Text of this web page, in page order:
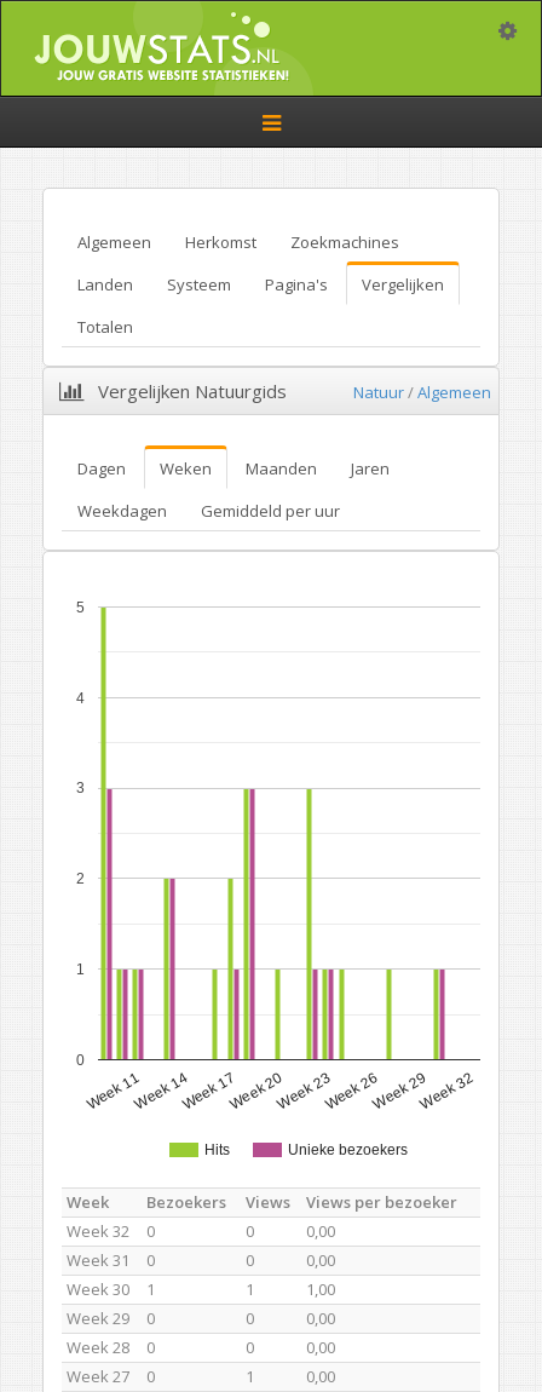
Toggle
navigation
Algemeen Herkomst
Zoekmachines
Landen
Systeem Pagina's
Vergelijken
Totalen
Vergelijken Natuurgids Natuur/Algemeen
Dagen Weken Maanden
Jaren
Weekdagen
Gemiddeld per uur
Hits Unieke bezoekers
Week 32
Week 29
Week 26
Week 23
Week 20
Week 17
Week 14
Week 11
0
1
2
3
4
5
Week Bezoekers Views
Views per bezoeker
Week 32
0 0
0,00
Week 31
0 0
0,00
Week 30
1 1
1,00
Week 29
0 0
0,00
Week 28
0 0
0,00
Week 27
0 1
0,00